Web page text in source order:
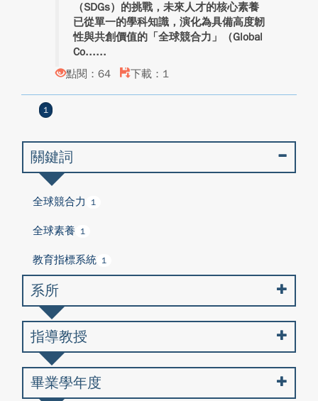
（SDGs）的挑戰，未來人才的核心素養
已從單一的學科知識，演化為具備高度韌
性與共創價值的「全球競合力」（Global
Co...
點閱：64
下載：1
1
關鍵詞
全球競合力 1
全球素養 1
教育指標系統 1
系所
指導教授
畢業學年度